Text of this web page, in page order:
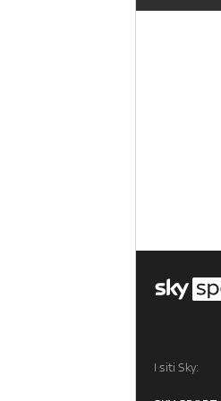
I siti Sky: